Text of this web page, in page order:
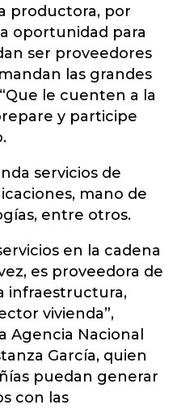
productora, por
oportunidad para
ser proveedores
las grandes
le cuenten a la
y participe
servicios de
mano de
entre otros.
en la cadena
es proveedora de
infraestructura,
vivienda”,
Agencia Nacional
García, quien
puedan generar
con las